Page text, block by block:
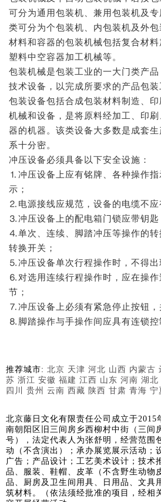
可分为通用包装机、兼用包装机及
类可分为个包装机、内包装机及外
材料和容器的包装机械包括复合材料
塑料中空容器加工机械等。
包装机械是包装工业的一大门类产
技术设备，以完成所要求的产品包装
包装设备包括合成包装材料制造、
机械和设备，是将原料经加工、印
器的机器。该类设备大多数是成套
系十分密。
冲压设备必须具备以下安全设施：
⒈冲压设备上应有铭牌、各种操作
示；
⒉电源接线应规范，设备的电缆不应
⒊冲压设备上的配电箱门锁应带钥匙
⒋单次、连续、脚踏冲压等操作的转
转换开关；
⒌冲压设备单次行程操作时，不得出
⒍对选用连续行程操作时，应在操
节；
⒎冲压设备上必须有紧急停止按钮，
⒏脚踏操作与手操作间应具有连锁控
推荐城市: 北京 天津 河北 山西 内蒙古
苏 浙江 安徽 福建 江西 山东 河南 湖北
四川
贵州 云南 西藏 陕西 甘肃 青海 宁
北京藤日文化有限责任公司成立于2015
南朝阳区旧三间房乡西柳村中街（三间
号），法定代表人为张舒明，经营范围
动（不含演出）；承办展览展示活动；
广告；产品设计；工艺美术设计；技术
品、服装、鞋帽、皮革（不含野生动物
品、厨房及卫生间用具、日用品、文具
筑材料。（依法须经批准的项目，经相